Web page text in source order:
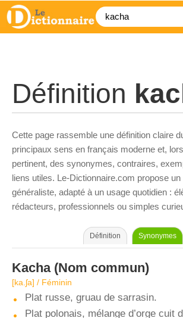
Définition
Cette page rassemble une définition claire
principaux sens en français moderne et,
pertinent, des synonymes, contraires,
liens utiles. Le-Dictionnaire.com propose un
généraliste, adapté à un usage quotidien :
rédacteurs, professionnels ou simples
Définition Synonymes
Kacha(Nom commun)
[ka.ʃa] / Féminin
Plat russe, gruau de sarrasin.
Plat polonais, mélange d’orge cuit